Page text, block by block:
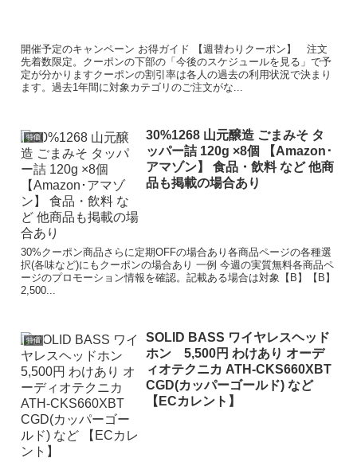
開催予定のキャンペーン お得ガイド 【週替わりクーポン】 注文
先着数限定。クーポンの下部の「今後のスケジュールを見る」で予
定が分かりますクーポンの割引率は各人の過去の利用状況で決まり
ます。過去1年間に対象カテゴリのご注文がな...
特価
30%1268 山元醸造 ごまみそ タ
ッパー詰 120g ×8個 【Amazon･
アマゾン】 食品・飲料 など 他商
品も掲載の場合あり
30%クーポン商品さらに定期OFFの場合あり各商品ページの各種選
択(各味など)にもクーポンの場合あり 一例 今週の実質無料各商品ペ
ージのプロモーション情報を確認。記載ある場合は対象【B】【B】
2,500...
特価
SOLID BASS ワイヤレスヘッド
ホン 5,500円 わけあり オーデ
ィオテクニカ ATH-CKS660XBT
CGD(カッパーゴールド) など
【ECカレント】